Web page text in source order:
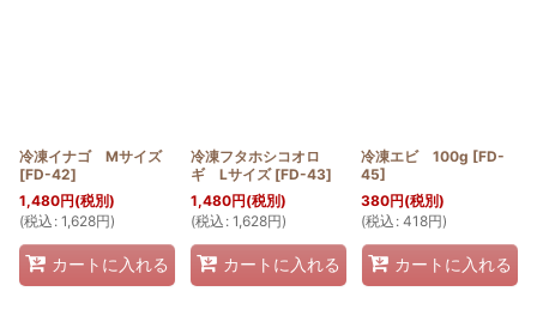
冷凍イナゴ Mサイズ
[FD-42]
1,480円(税別)
(税込 : 1,628円)
カートに入れる
冷凍フタホシコオロ
ギ Lサイズ [FD-43]
1,480円(税別)
(税込 : 1,628円)
カートに入れる
冷凍エビ 100g [FD-
45]
380円(税別)
(税込 : 418円)
カートに入れる